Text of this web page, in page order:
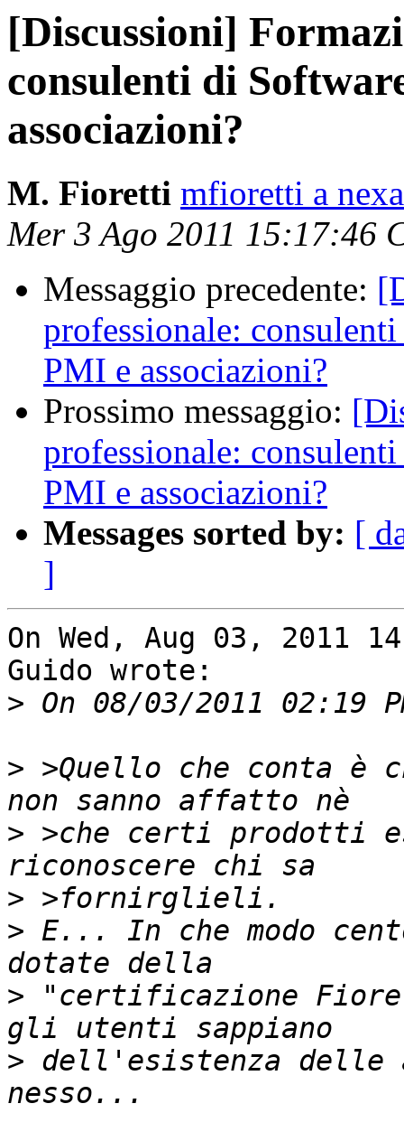
[Discussioni]
consulenti di
associazioni?
M. Fioretti mfioretti a
Mer 3 Ago 2011 15:17:46
Messaggio precedente:
professionale:
PMI e associazioni?
Prossimo messaggio:
professionale:
PMI e associazioni?
Messages sorted by: [
]
On Wed, Aug 03, 2011
Guido wrote:
>
> >Quello che conta è
> >che certi prodotti
>
> E... In che modo
> "certificazione
> dell'esistenza delle